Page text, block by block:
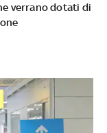
verrano dotati di